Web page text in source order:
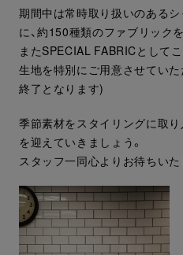
期間中は常時取り扱いのある
に、約150種類のファブリック
またSPECIAL FABRICとして
生地を特別にご用意させてい
終了となります)
季節素材をスタイリングに取
を迎えていきましょう。
スタッフ一同心よりお待ちいた